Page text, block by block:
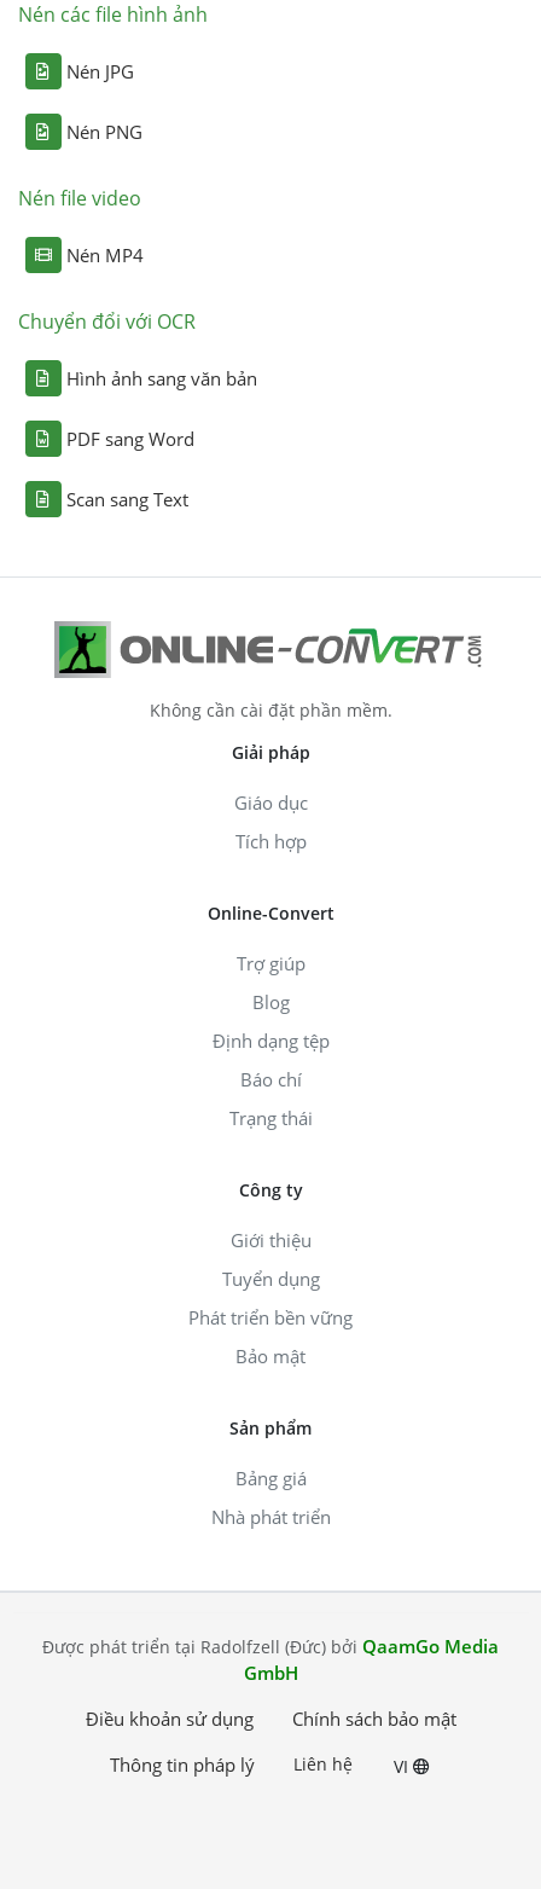
Nén các file hình ảnh
Nén JPG
Nén PNG
Nén file video
Nén MP4
Chuyển đổi với OCR
Hình ảnh sang văn bản
PDF sang Word
Scan sang Text
Không cần cài đặt phần mềm.
Giải pháp
Giáo dục
Tích hợp
Online-Convert
Trợ giúp
Blog
Định dạng tệp
Báo chí
Trạng thái
Công ty
Giới thiệu
Tuyển dụng
Phát triển bền vững
Bảo mật
Sản phẩm
Bảng giá
Nhà phát triển
Được phát triển tại Radolfzell (Đức) bởi QaamGo Media
GmbH
Điều khoản sử dụng
Chính sách bảo mật
Thông tin pháp lý
Liên hệ VI